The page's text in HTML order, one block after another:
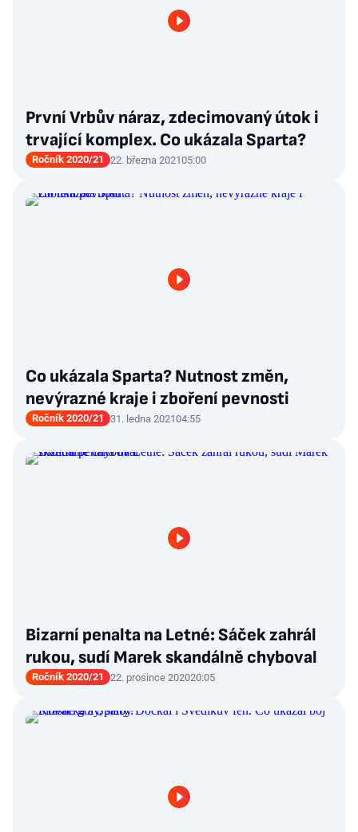
První Vrbův náraz, zdecimovaný útok i
trvající komplex. Co ukázala Sparta?
Ročník 2020/21 22. března 202105:00
Co ukázala Sparta? Nutnost změn,
nevýrazné kraje i zboření pevnosti
Ročník 2020/21 31. ledna 202104:55
Bizarní penalta na Letné: Sáček zahrál
rukou, sudí Marek skandálně chyboval
Ročník 2020/21 22. prosince 202020:05